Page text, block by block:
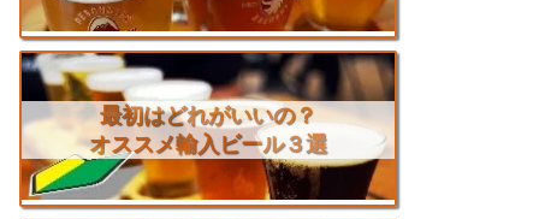
最初はどれがいいの？
オススメ輸入ビール３選